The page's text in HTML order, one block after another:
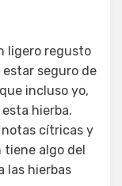
ligero regusto
estar seguro de
incluso yo,
hierba.
cítricas y
tiene algo del
las hierbas